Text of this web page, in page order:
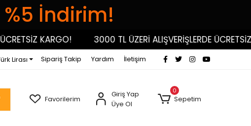
İndirim!
KARGO! 3000 TL ÜZERİ ALIŞVERİŞLERDE ÜCRETSİZ
Lirası Sipariş Takip Yardım İletişim
Favorilerim
Giriş Yap
Üye Ol
0
Sepetim